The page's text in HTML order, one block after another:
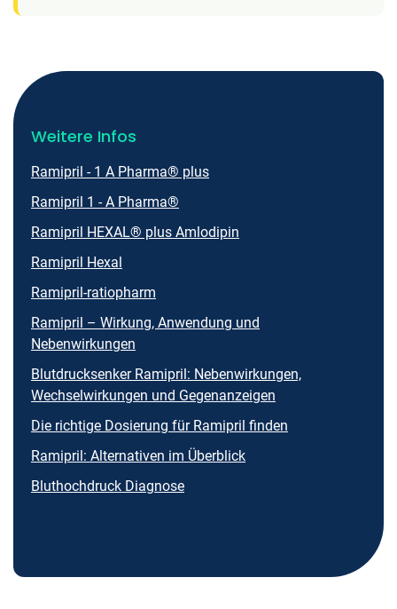
Weitere Infos
Ramipril - 1 A Pharma® plus
Ramipril 1 - A Pharma®
Ramipril HEXAL® plus Amlodipin
Ramipril Hexal
Ramipril-ratiopharm
Ramipril – Wirkung, Anwendung und
Nebenwirkungen
Blutdrucksenker Ramipril: Nebenwirkungen,
Wechselwirkungen und Gegenanzeigen
Die richtige Dosierung für Ramipril finden
Ramipril: Alternativen im Überblick
Bluthochdruck Diagnose